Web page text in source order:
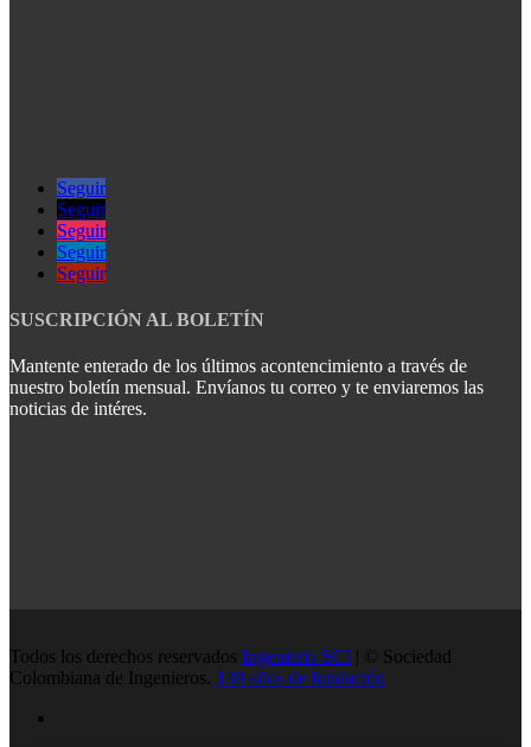
Seguir
Seguir
Seguir
Seguir
Seguir
SUSCRIPCIÓN AL BOLETÍN
Mantente enterado de los últimos acontencimiento a través de
nuestro boletín mensual. Envíanos tu correo y te enviaremos las
noticias de intéres.
Todos los derechos reservados Ingenieria SCI | © Sociedad
Colombiana de Ingenieros. 138 años de fundación